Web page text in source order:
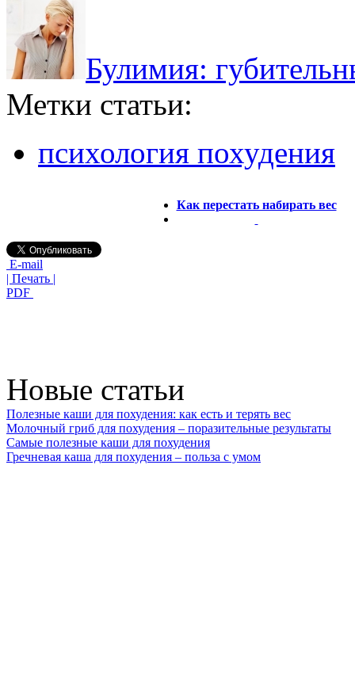
Булимия:
Метки статьи:
психология похудения
Как перестать набирать вес
E-mail
| Печать |
PDF
Новые статьи
Полезные каши для похудения: как есть и терять вес
Молочный гриб для похудения – поразительные результаты
Самые полезные каши для похудения
Гречневая каша для похудения – польза с умом